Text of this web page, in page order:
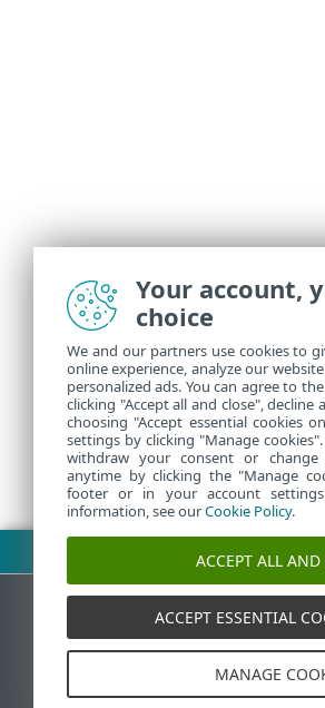
ESET-ova
Your account,
choice
We and our partners use cookies to
online experience, analyze our
personalized ads. You can agree to
clicking "Accept all and close", decline
choosing "Accept essential cookies
settings by clicking "Manage
withdraw your consent or change
anytime by clicking the "Manage
footer or in your account
information, see ourCookie Policy.
ACCEPT ALL AND
ACCEPT ESSENTIAL
MANAGE